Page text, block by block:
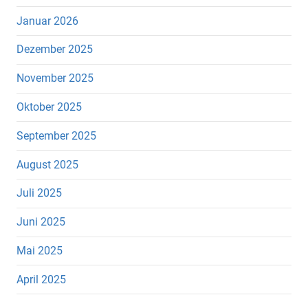
Januar 2026
Dezember 2025
November 2025
Oktober 2025
September 2025
August 2025
Juli 2025
Juni 2025
Mai 2025
April 2025